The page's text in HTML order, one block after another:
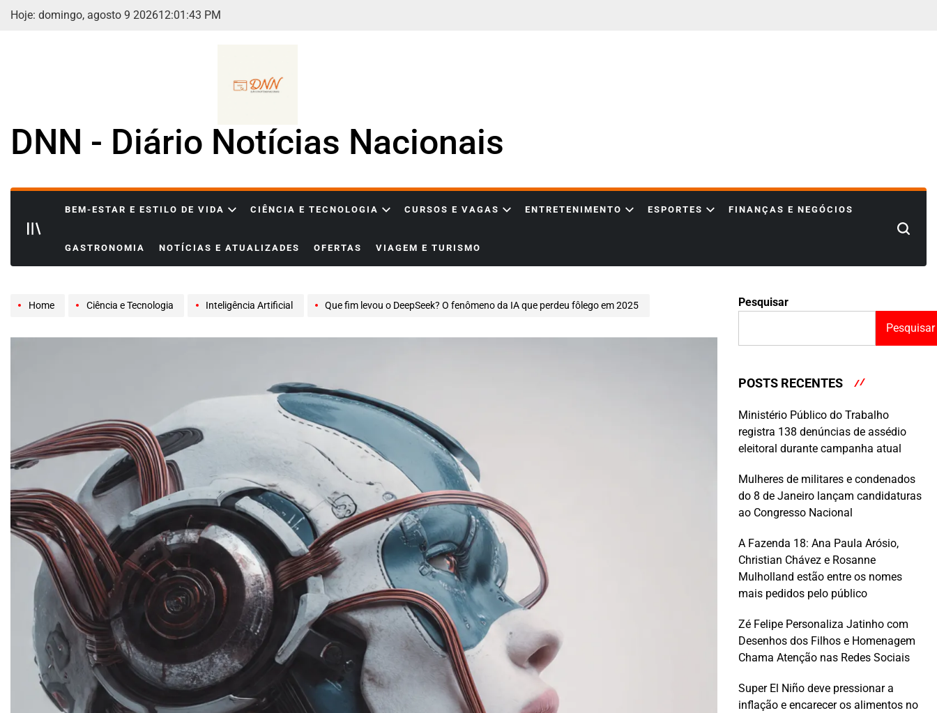
Skip
Hoje: domingo, agosto 9 202612:01 :44 PM
DNN - Diário Notícias Nacionais
BEM-ESTAR E ESTILO DE VIDA CIÊNCIA E TECNOLOGIA CURSOS E VAGAS ENTRETENIMENTO ESPORTES FINANÇAS E NEGÓCIOS
GASTRONOMIA NOTÍCIAS E ATUALIZADES OFERTAS VIAGEM E TURISMO
Search
Home Ciência e Tecnologia Inteligência Artificial Que fim levou o DeepSeek? O fenômeno da IA que perdeu fôlego em 2025
Pesquisar
Pesquisar
POSTS RECENTES
Ministério Público do Trabalho
registra 138 denúncias de assédio
eleitoral durante campanha atual
Mulheres de militares e condenados
do 8 de Janeiro lançam candidaturas
ao Congresso Nacional
A Fazenda 18: Ana Paula Arósio,
Christian Chávez e Rosanne
Mulholland estão entre os nomes
mais pedidos pelo público
Zé Felipe Personaliza Jatinho com
Desenhos dos Filhos e Homenagem
Chama Atenção nas Redes Sociais
Super El Niño deve pressionar a
inflação e encarecer os alimentos no